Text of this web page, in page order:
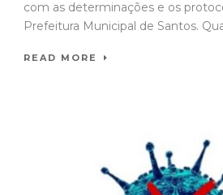
com as determinações e os
Prefeitura Municipal de Santos.
READ MORE